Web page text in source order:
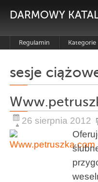
DARMOWY
Regulamin Kategorie
sesje
26 sierpnia 2012